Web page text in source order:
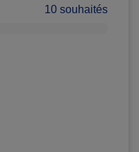
10 souhaités